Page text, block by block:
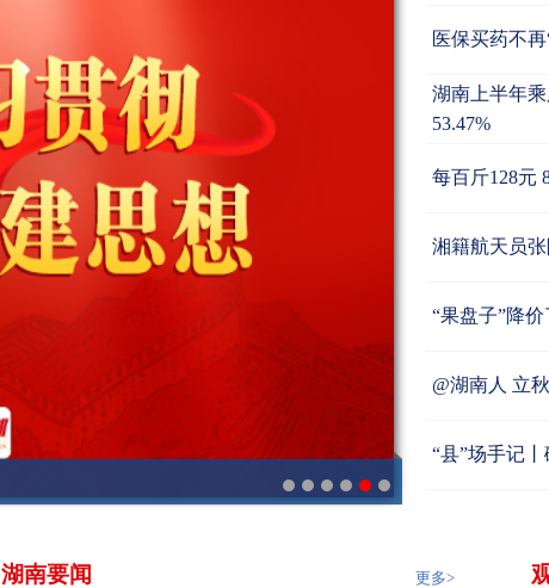
医保买药不
湖南上半年
53.47%
每百斤128元
湘籍航天员
“果盘子”降
@湖南人 立
“县”场手记
湖南要闻 更多>